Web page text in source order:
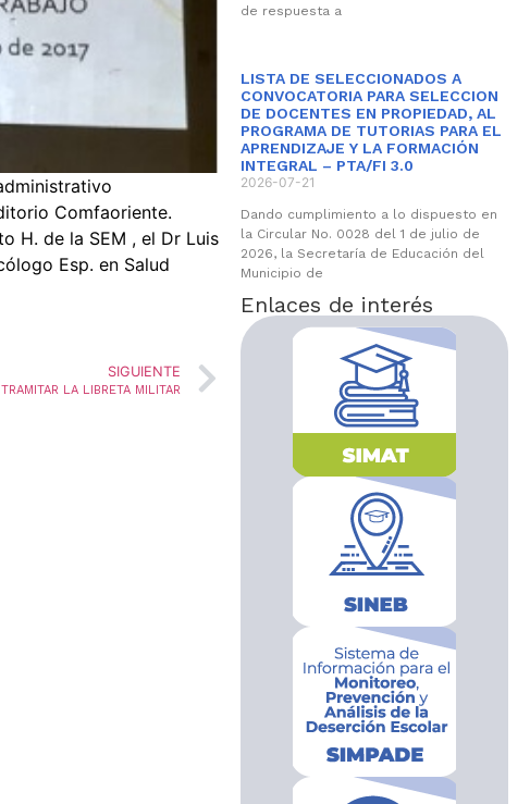
Comfaoriente.
H. de la SEM , el Dr Luis
Esp. en Salud
SIGUIENTE
LA LIBRETA MILITAR
de respuesta a
LISTA DE SELECCIONADOS A
CONVOCATORIA PARA SELECCION
DE DOCENTES EN PROPIEDAD, AL
PROGRAMA DE TUTORIAS PARA EL
APRENDIZAJE Y LA FORMACIÓN
INTEGRAL – PTA/FI 3.0
2026-07-21
Dando cumplimiento a lo dispuesto en
la Circular No. 0028 del 1 de julio de
2026, la Secretaría de Educación del
Municipio de
Enlaces de interés